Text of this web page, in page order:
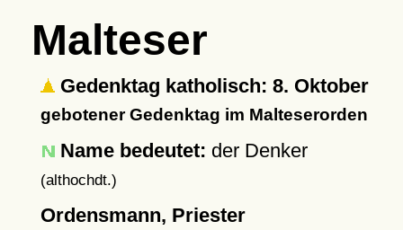
Malteser
Gedenktag katholisch: 8. Oktober
gebotener Gedenktag im Malteserorden
Name bedeutet: der Denker
(althochdt.)
Ordensmann, Priester